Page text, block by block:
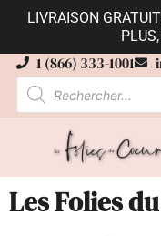
LIVRAISON
1 (866) 333-1001
Les Folies